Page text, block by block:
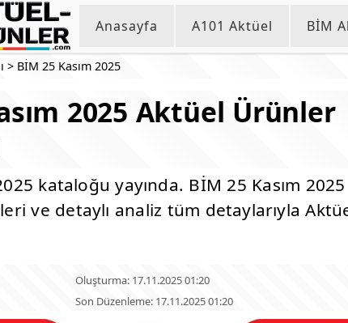
Anasayfa A101 Aktüel BİM
> BİM 25 Kasım 2025
2025 Aktüel Ürünler
kataloğu yayında. BİM 25 Kasım
ve detaylı analiz tüm detaylarıyla
Oluşturma: 17.11.2025 01:20
Son Düzenleme: 17.11.2025 01:20